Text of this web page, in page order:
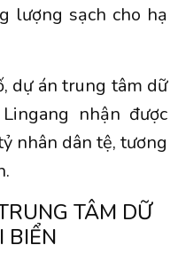
lượng sạch cho hạ
dự án trung tâm dữ
nhận được
nhân dân tệ, tương
TÂM DỮ
BIỂN